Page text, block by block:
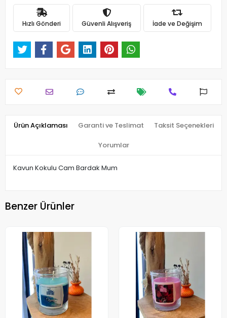
Hızlı Gönderi Güvenli Alışveriş İade ve Değişim
Ürün Açıklaması Garanti ve Teslimat Taksit Seçenekleri
Yorumlar
Kavun Kokulu Cam Bardak Mum
Benzer Ürünler